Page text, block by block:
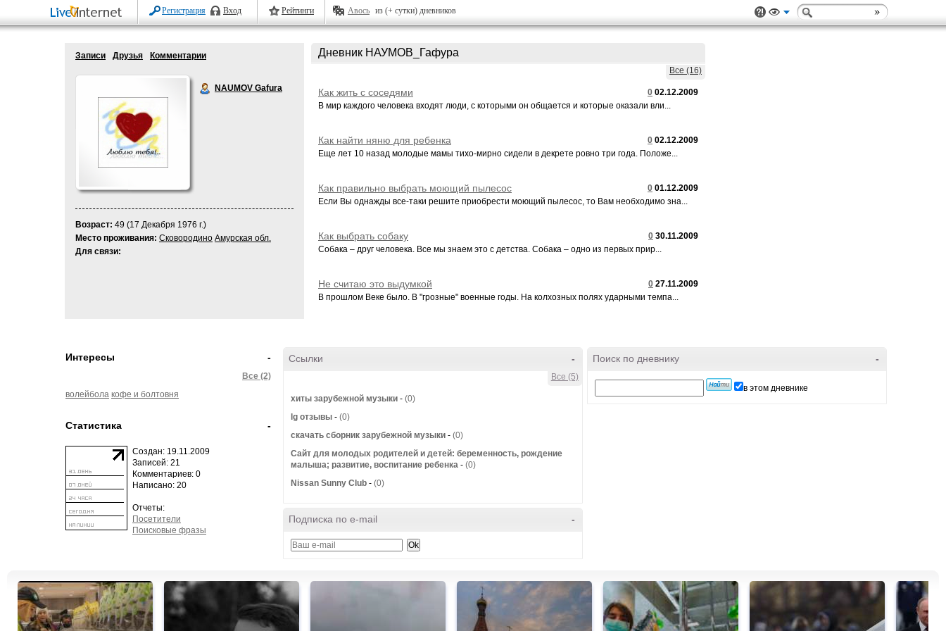
Регистрация Вход Рейтинги Авось из (+ сутки) дневников
Записи Друзья Комментарии
NAUMOV Gafura
Возраст: 49 (17 Декабря 1976 г.)
Место проживания: Сковородино Амурская обл.
Для связи:
Дневник НАУМОВ_Гафура
Все (16)
0 02.12.2009
Как жить с соседями
В мир каждого человека входят люди, с которыми он общается и которые оказали вли...
0 02.12.2009
Как найти няню для ребенка
Еще лет 10 назад молодые мамы тихо-мирно сидели в декрете ровно три года. Положе...
0 01.12.2009
Как правильно выбрать моющий пылесос
Если Вы однажды все-таки решите приобрести моющий пылесос, то Вам необходимо зна...
0 30.11.2009
Как выбрать собаку
Собака – друг человека. Все мы знаем это с детства. Собака – одно из первых прир...
0 27.11.2009
Не считаю это выдумкой
В прошлом Веке было. В "грозные" военные годы. На колхозных полях ударными темпа...
-
Интересы
Все (2)
волейбола кофе и болтовня
-
Статистика
Создан: 19.11.2009
Записей: 21
Комментариев: 0
Написано: 20
Отчеты:
Посетители
Поисковые фразы
-
Ссылки
Все (5)
хиты зарубежной музыки - (0)
lg отзывы - (0)
скачать сборник зарубежной музыки - (0)
Сайт для молодых родителей и детей: беременность, рождение
малыша; развитие, воспитание ребенка - (0)
Nissan Sunny Club - (0)
-
Подписка по e-mail
-
Поиск по дневнику
в этом дневнике